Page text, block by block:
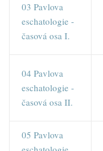
03 Pavlova
eschatologie -
časová osa I.
04 Pavlova
eschatologie -
časová osa II.
05 Pavlova